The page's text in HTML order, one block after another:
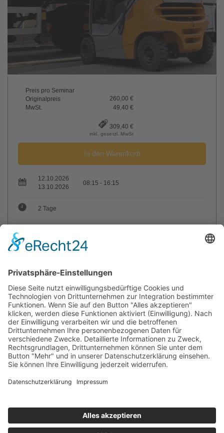
Preis pro Seminar
Originalpreis
260,00 €
MwSt.
49,40 €
309,40 €
inkl. gesetzl. MwSt
In den Warenkorb
12.10.2026
13.10.2026
08:15 - 16:15
2 Tage
Sie haben Fragen?
© 2026 by SVG Service und Vertrieb Süd GmbH